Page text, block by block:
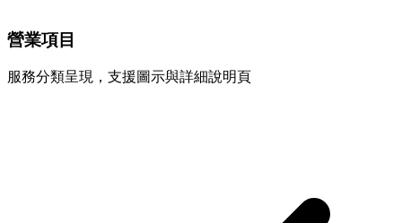
營業項目
服務分類呈現，支援圖示與詳細說明頁